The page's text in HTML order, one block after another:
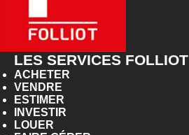
LES SERVICES FOLLIOT
ACHETER
VENDRE
ESTIMER
INVESTIR
LOUER